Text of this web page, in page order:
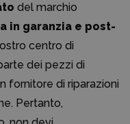
del marchio
in garanzia e post-
centro di
dei pezzi di
fornitore di riparazioni
Pertanto,